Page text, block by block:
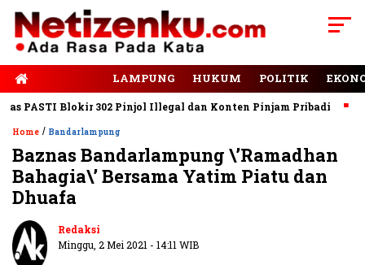
LAMPUNG HUKUM POLITIK
Blokir 302 Pinjol Illegal dan Konten Pinjam Pribadi
Home / Bandarlampung
Baznas Bandarlampung \’Ramadhan
Bahagia\’ Bersama Yatim Piatu dan
Dhuafa
Redaksi
Minggu, 2 Mei 2021 - 14:11 WIB